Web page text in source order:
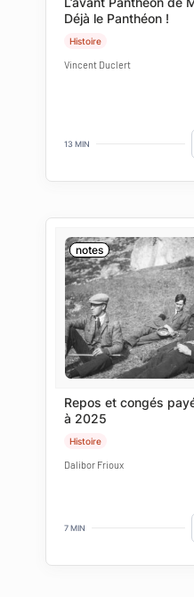
Déjà le Panthéon !
Histoire
Vincent Duclert
13 MIN
notes
Repos et congés
à 2025
Histoire
Dalibor Frioux
7 MIN